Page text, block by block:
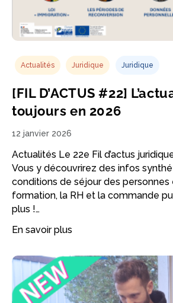
Actualités Juridique Juridique
[FIL D’ACTUS #22]
toujours en 2026
12 janvier 2026
Actualités Le 22e Fil d’actus
Vous y découvrirez des infos
conditions de séjour des personnes
formation, la RH et la commande
plus !…
En savoir plus